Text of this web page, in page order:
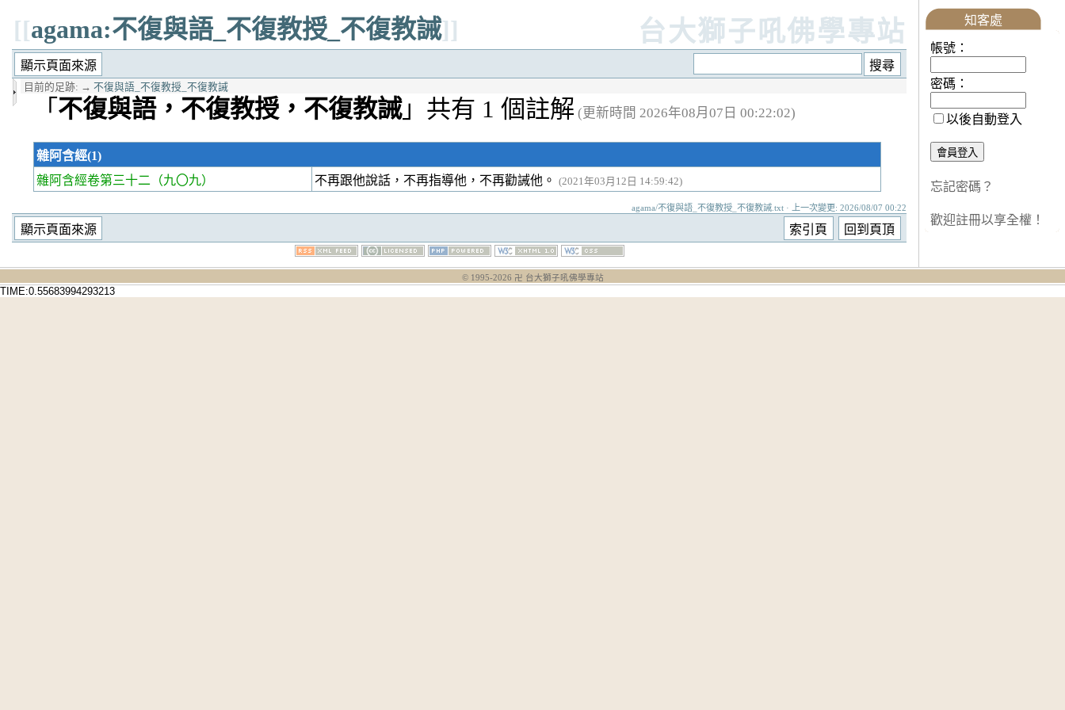
[[agama:不復與語_不復教授_不復教誡]] 台大獅子吼佛學專站
目前的足跡: → 不復與語_不復教授_不復教誡
「 不復與語，不復教授，不復教誡」共有 1 個註解 (更新時間 2026年08月07日 00:22:02)
雜阿含經(1)
雜阿含經卷第三十二 （九〇九） 不再跟他說話，不再指導他，不再勸誡他。 (2021年03月12日 14:59:42)
agama/不復與語_不復教授_不復教誡.txt · 上一次變更: 2026/08/07 00:22
知客處
帳號：
密碼：
以後自動登入
忘記密碼？
歡迎註冊以享全權！
© 1995-2026 卍 台大獅子吼佛學專站
TIME:0.55683994293213